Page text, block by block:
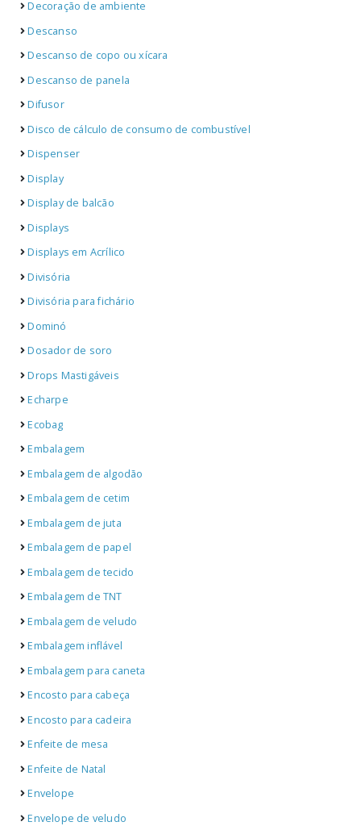
Decoração de ambiente
Descanso
Descanso de copo ou xícara
Descanso de panela
Difusor
Disco de cálculo de consumo de combustível
Dispenser
Display
Display de balcão
Displays
Displays em Acrílico
Divisória
Divisória para fichário
Dominó
Dosador de soro
Drops Mastigáveis
Echarpe
Ecobag
Embalagem
Embalagem de algodão
Embalagem de cetim
Embalagem de juta
Embalagem de papel
Embalagem de tecido
Embalagem de TNT
Embalagem de veludo
Embalagem inflável
Embalagem para caneta
Encosto para cabeça
Encosto para cadeira
Enfeite de mesa
Enfeite de Natal
Envelope
Envelope de veludo